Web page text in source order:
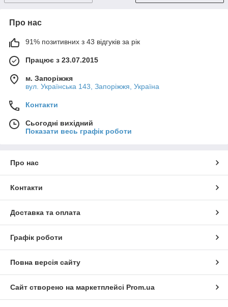
Про нас
91% позитивних з 43 відгуків за рік
Працює з 23.07.2015
м. Запоріжжя
вул. Українська 143, Запоріжжя, Україна
Контакти
Сьогодні вихідний
Показати весь графік роботи
Про нас
Контакти
Доставка та оплата
Графік роботи
Повна версія сайту
Сайт створено на маркетплейсі Prom.ua